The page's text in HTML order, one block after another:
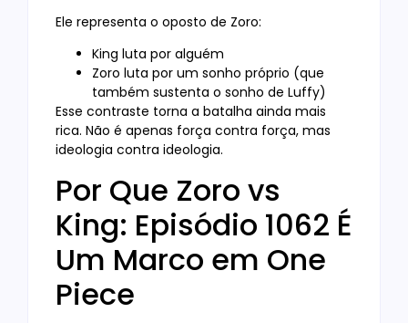
Ele representa o oposto de Zoro:
King luta por alguém
Zoro luta por um sonho próprio (que
também sustenta o sonho de Luffy)
Esse contraste torna a batalha ainda mais
rica. Não é apenas força contra força, mas
ideologia contra ideologia.
Por Que Zoro vs
King: Episódio 1062 É
Um Marco em One
Piece